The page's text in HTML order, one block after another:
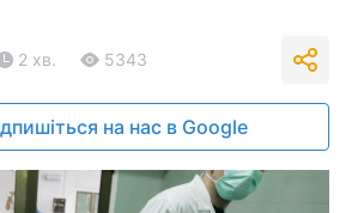
2 хв. 5343
на нас в Google